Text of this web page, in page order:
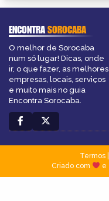
ENCONTRASOROCABA
O melhor de Sorocaba
num só lugar! Dicas, onde
ir, o que fazer, as melhores
empresas, locais, serviços
e muito mais no guia
Encontra Sorocaba.
Termos|
Criado com
e